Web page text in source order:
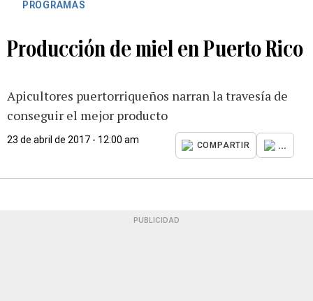
PROGRAMAS
Producción de miel en Puerto Rico
Apicultores puertorriqueños narran la travesía de
conseguir el mejor producto
23 de abril de 2017 - 12:00 am
COMPARTIR ...
PUBLICIDAD